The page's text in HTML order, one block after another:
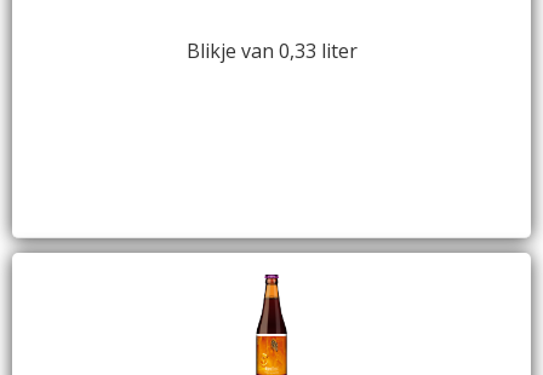
Blikje van 0,33 liter